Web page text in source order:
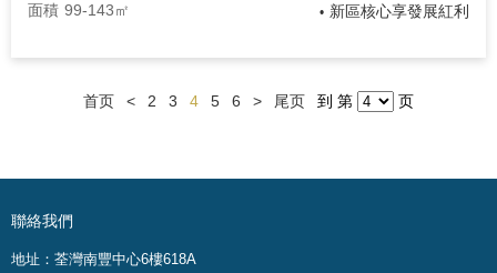
面積 99-143㎡ • 新區核心享發展紅利
首页 < 2 3 4 5 6 > 尾页 到 第 页
聯絡我們
地址：荃灣南豐中心6樓618A